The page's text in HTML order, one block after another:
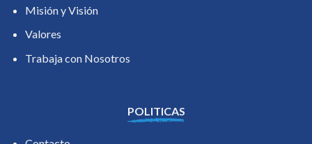
Misión y Visión
Valores
Trabaja con Nosotros
POLITICAS